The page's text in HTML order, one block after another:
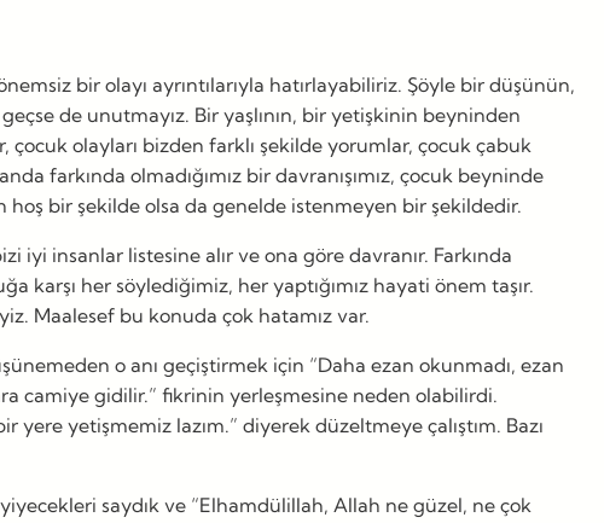
bir olayı ayrıntılarıyla hatırlayabiliriz. Şöyle bir düşünün,
de unutmayız. Bir yaşlının, bir yetişkinin beyninden
olayları bizden farklı şekilde yorumlar, çocuk çabuk
farkında olmadığımız bir davranışımız, çocuk beyninde
hoş bir şekilde olsa da genelde istenmeyen bir şekildedir.
insanlar listesine alır ve ona göre davranır. Farkında
karşı her söylediğimiz, her yaptığımız hayati önem taşır.
Maalesef bu konuda çok hatamız var.
o anı geçiştirmek için “Daha ezan okunmadı, ezan
camiye gidilir.” fikrinin yerleşmesine neden olabilirdi.
yetişmemiz lazım.” diyerek düzeltmeye çalıştım. Bazı
saydık ve “Elhamdülillah, Allah ne güzel, ne çok